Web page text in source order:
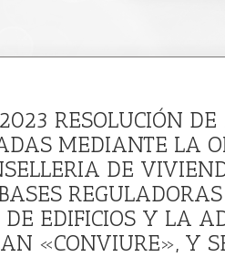
RESOLUCIÓN
MEDIANTE LA
DE
EDIFICIOS Y LA
«CONVIURE», Y